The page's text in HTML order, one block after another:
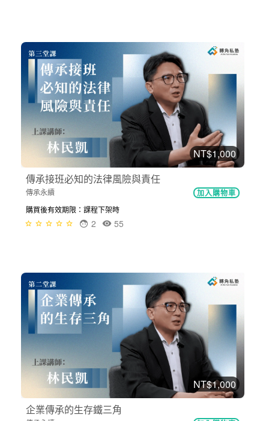
NT$1,000
傳承接班必知的法律風險與責任
傳承永續 加入購物車
購買後有效期限：課程下架時
55
2
NT$1,000
企業傳承的生存鐵三角